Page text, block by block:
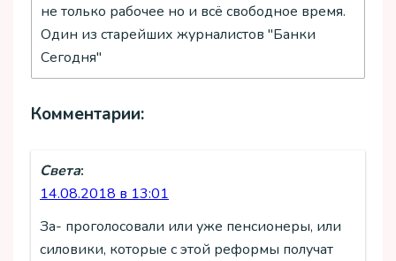
не только рабочее но и всё свободное время.
Один из старейших журналистов "Банки
Сегодня"
Комментарии:
Света:
14.08.2018 в 13:01
За- проголосовали или уже пенсионеры, или
силовики, которые с этой реформы получат